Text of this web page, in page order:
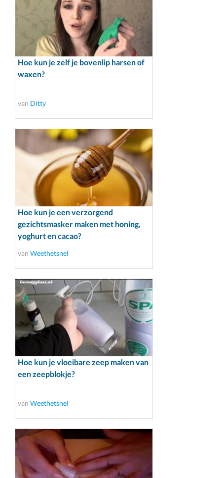
Hoe kun je zelf je bovenlip harsen of
waxen?
van Ditty
Hoe kun je een verzorgend
gezichtsmasker maken met honing,
yoghurt en cacao?
van Weethetsnel
Hoe kun je vloeibare zeep maken van
een zeepblokje?
van Weethetsnel